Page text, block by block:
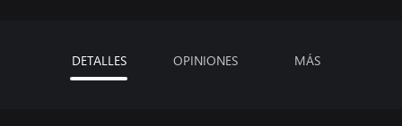
DETALLES OPINIONES MÁS